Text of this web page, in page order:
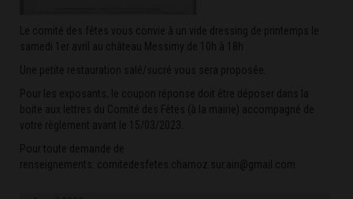
Le comité des fêtes vous convie à un vide dressing de printemps le
samedi 1er avril au château Messimy de 10h à 18h .
Une petite restauration salé/sucré vous sera proposée.
Pour les exposants, le coupon réponse doit être déposer dans la
boite aux lettres du Comité des Fêtes (à la mairie) accompagné de
votre règlement avant le 15/03/2023.
Pour toute demande de
renseignements: comitedesfetes.charnoz.sur.ain@gmail.com